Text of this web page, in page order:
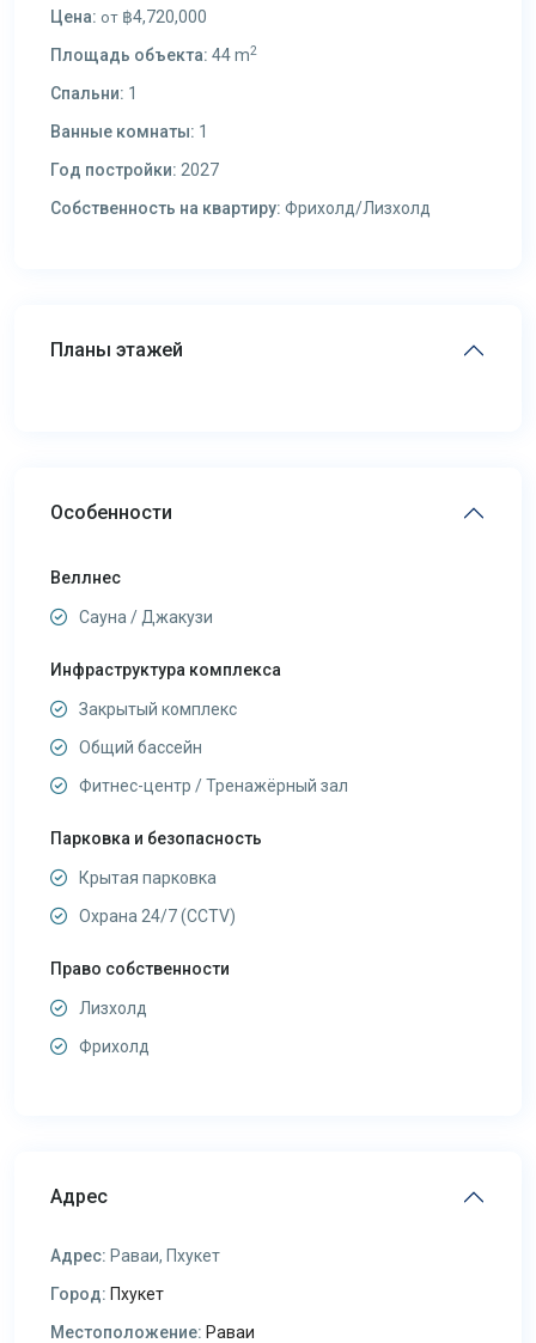
Цена: от ฿4,720,000
Площадь объекта: 44 m2
Спальни: 1
Ванные комнаты: 1
Год постройки: 2027
Собственность на квартиру: Фрихолд/Лизхолд
Планы этажей
Особенности
Веллнес
Сауна / Джакузи
Инфраструктура комплекса
Закрытый комплекс
Общий бассейн
Фитнес-центр / Тренажёрный зал
Парковка и безопасность
Крытая парковка
Охрана 24/7 (CCTV)
Право собственности
Лизхолд
Фрихолд
Адрес
Адрес: Раваи, Пхукет
Город: Пхукет
Местоположение: Раваи